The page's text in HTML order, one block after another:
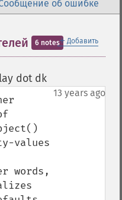
об ошибке
＋ Добавить
6 notes
dot dk¶
13 years ago
values
words,